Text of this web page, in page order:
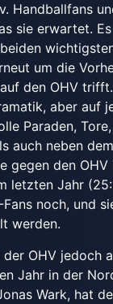
Handballfans
sie erwartet.
um die
den OHV
aber auf
Paraden,
auch neben
gegen den OHV
letzten Jahr
noch, und
werden.
OHV jedoch
Jahr in der
Wark, hat